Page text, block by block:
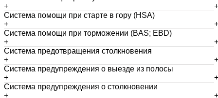
+
+
Система помощи при старте в гору (HSA)
+
+
Система помощи при торможении (BAS; EBD)
+
+
Система предотвращения столкновения
+
+
Система предупреждения о выезде из полосы
+
+
Система предупреждения о столкновении
+
+